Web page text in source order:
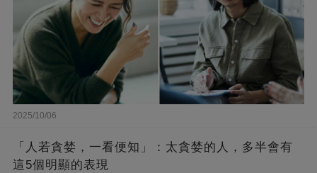
2025/10/06
「人若貪婪，一看便知」：太貪婪的人，多半會有
這5個明顯的表現